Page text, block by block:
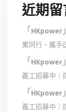
近期
「HKpower
業同行，攜手
「HKpower
義工招募中｜
「HKpower
義工招募中｜